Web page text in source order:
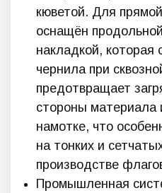
кюветой. Для
оснащён
накладкой, которая
чернила при
предотвращает
стороны материала
намотке, что
на тонких и
производстве
Промышленная